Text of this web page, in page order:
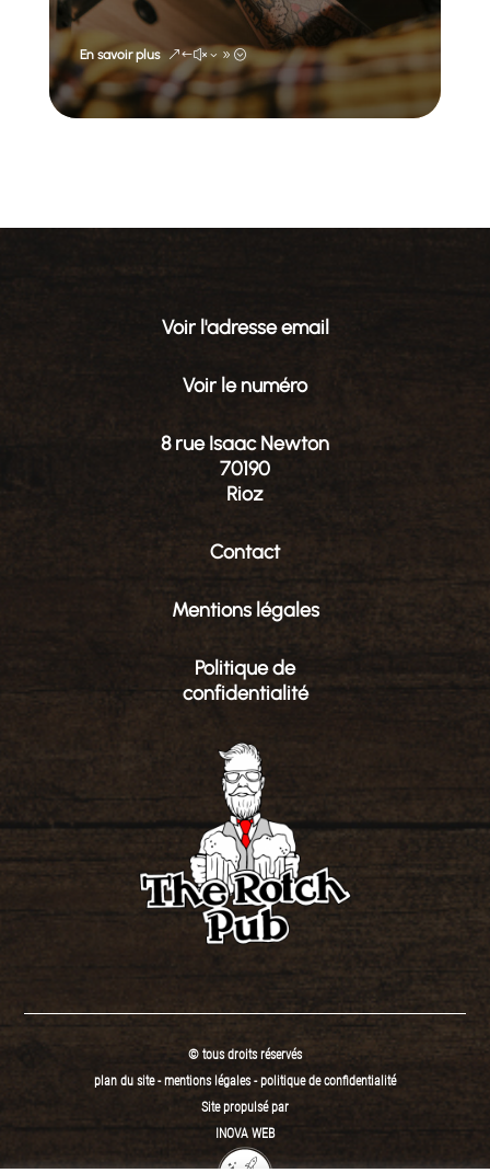
En savoir plus
Voir l'adresse email
Voir le numéro
8 rue Isaac Newton
70190
Rioz
Contact
Mentions légales
Politique de
confidentialité
© tous droits réservés
plan du site-mentions légales-politique de confidentialité
Site propulsé par
INOVA WEB